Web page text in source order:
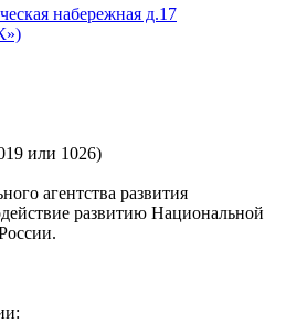
набережная д.17
или 1026)
агентства развития
развитию Национальной